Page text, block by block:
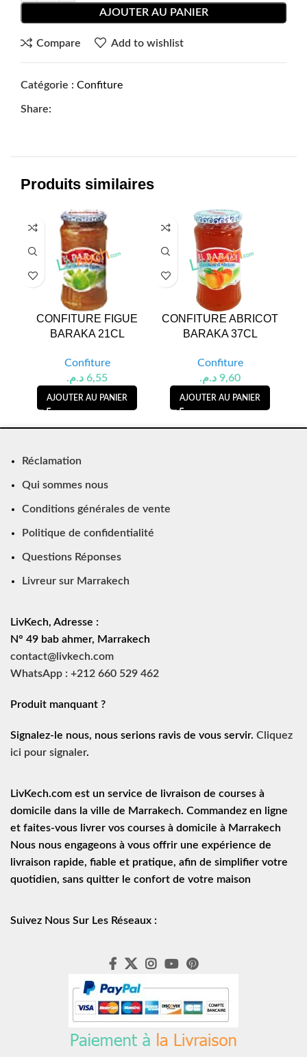
AJOUTER AU PANIER
Compare Add to wishlist
Catégorie : Confiture
Share:
Produits similaires
CONFITURE FIGUE
BARAKA 21CL
Confiture
6,55 د.م.
AJOUTER AU PANIER
CONFITURE ABRICOT
BARAKA 37CL
Confiture
9,60 د.م.
AJOUTER AU PANIER
Réclamation
Qui sommes nous
Conditions générales de vente
Politique de confidentialité
Questions Réponses
Livreur sur Marrakech
LivKech, Adresse :
N° 49 bab ahmer, Marrakech
contact@livkech.com
WhatsApp : +212 660 529 462
Produit manquant ?
Signalez-le nous, nous serions ravis de vous servir. Cliquez
ici pour signaler.
LivKech.com est un service de
livraison de courses à
domicile dans la ville de Marrakech. Commandez en ligne
et faites-vous livrer vos courses à domicile à Marrakech
Nous nous engageons à vous offrir une expérience de
livraison rapide, fiable et pratique, afin de simplifier votre
quotidien, sans quitter le confort de votre maison
Suivez Nous Sur Les Réseaux :